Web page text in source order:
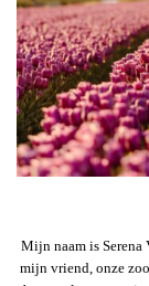
Mijn naam is
mijn vriend, onze